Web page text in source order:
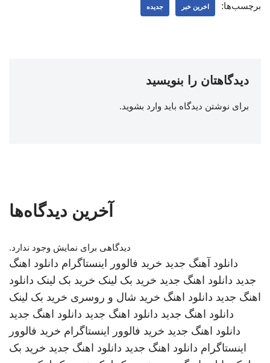
برچسب‌ها: اخرین خبر جدیده
دیدگاهتان را بنویسید
برای نوشتن دیدگاه باید وارد بشوید.
آخرین دیدگاه‌ها
دیدگاهی برای نمایش وجود ندارد.
دانلود آهنگ جدید خرید فالوور اینستاگرام دانلود اهنگ
جدید دانلود اهنگ جدید خرید بک لینک خرید بک لینک دانلود
اهنگ جدید دانلود اهنگ خرید شال و روسری خرید بک لینک
دانلود اهنگ جدید دانلود اهنگ جدید دانلود اهنگ جدید
دانلود اهنگ جدید خرید فالوور اینستاگرام خرید فالوور
اینستاگرام دانلود اهنگ جدید دانلود اهنگ جدید خرید بک